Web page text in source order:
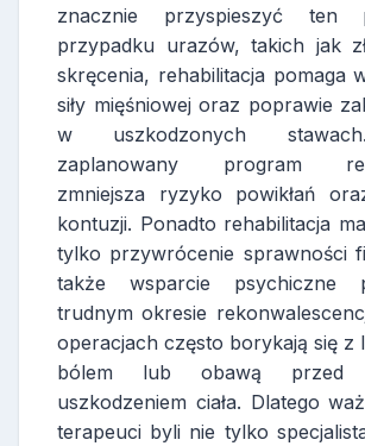
znacznie przyspieszyć ten
przypadku urazów, takich jak
skręcenia, rehabilitacja pomaga
siły mięśniowej oraz poprawie
w uszkodzonych
zaplanowany program
zmniejsza ryzyko powikłań
kontuzji. Ponadto rehabilitacja
tylko przywrócenie sprawności
także wsparcie psychiczne
trudnym okresie
operacjach często borykają się z
bólem lub obawą przed
uszkodzeniem ciała. Dlatego
terapeuci byli nie tylko